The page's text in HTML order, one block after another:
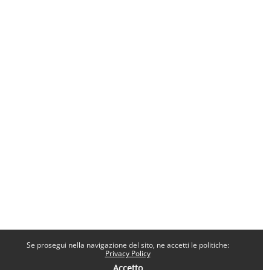
Se prosegui nella navigazione del sito, ne accetti le politiche:
Privacy Policy